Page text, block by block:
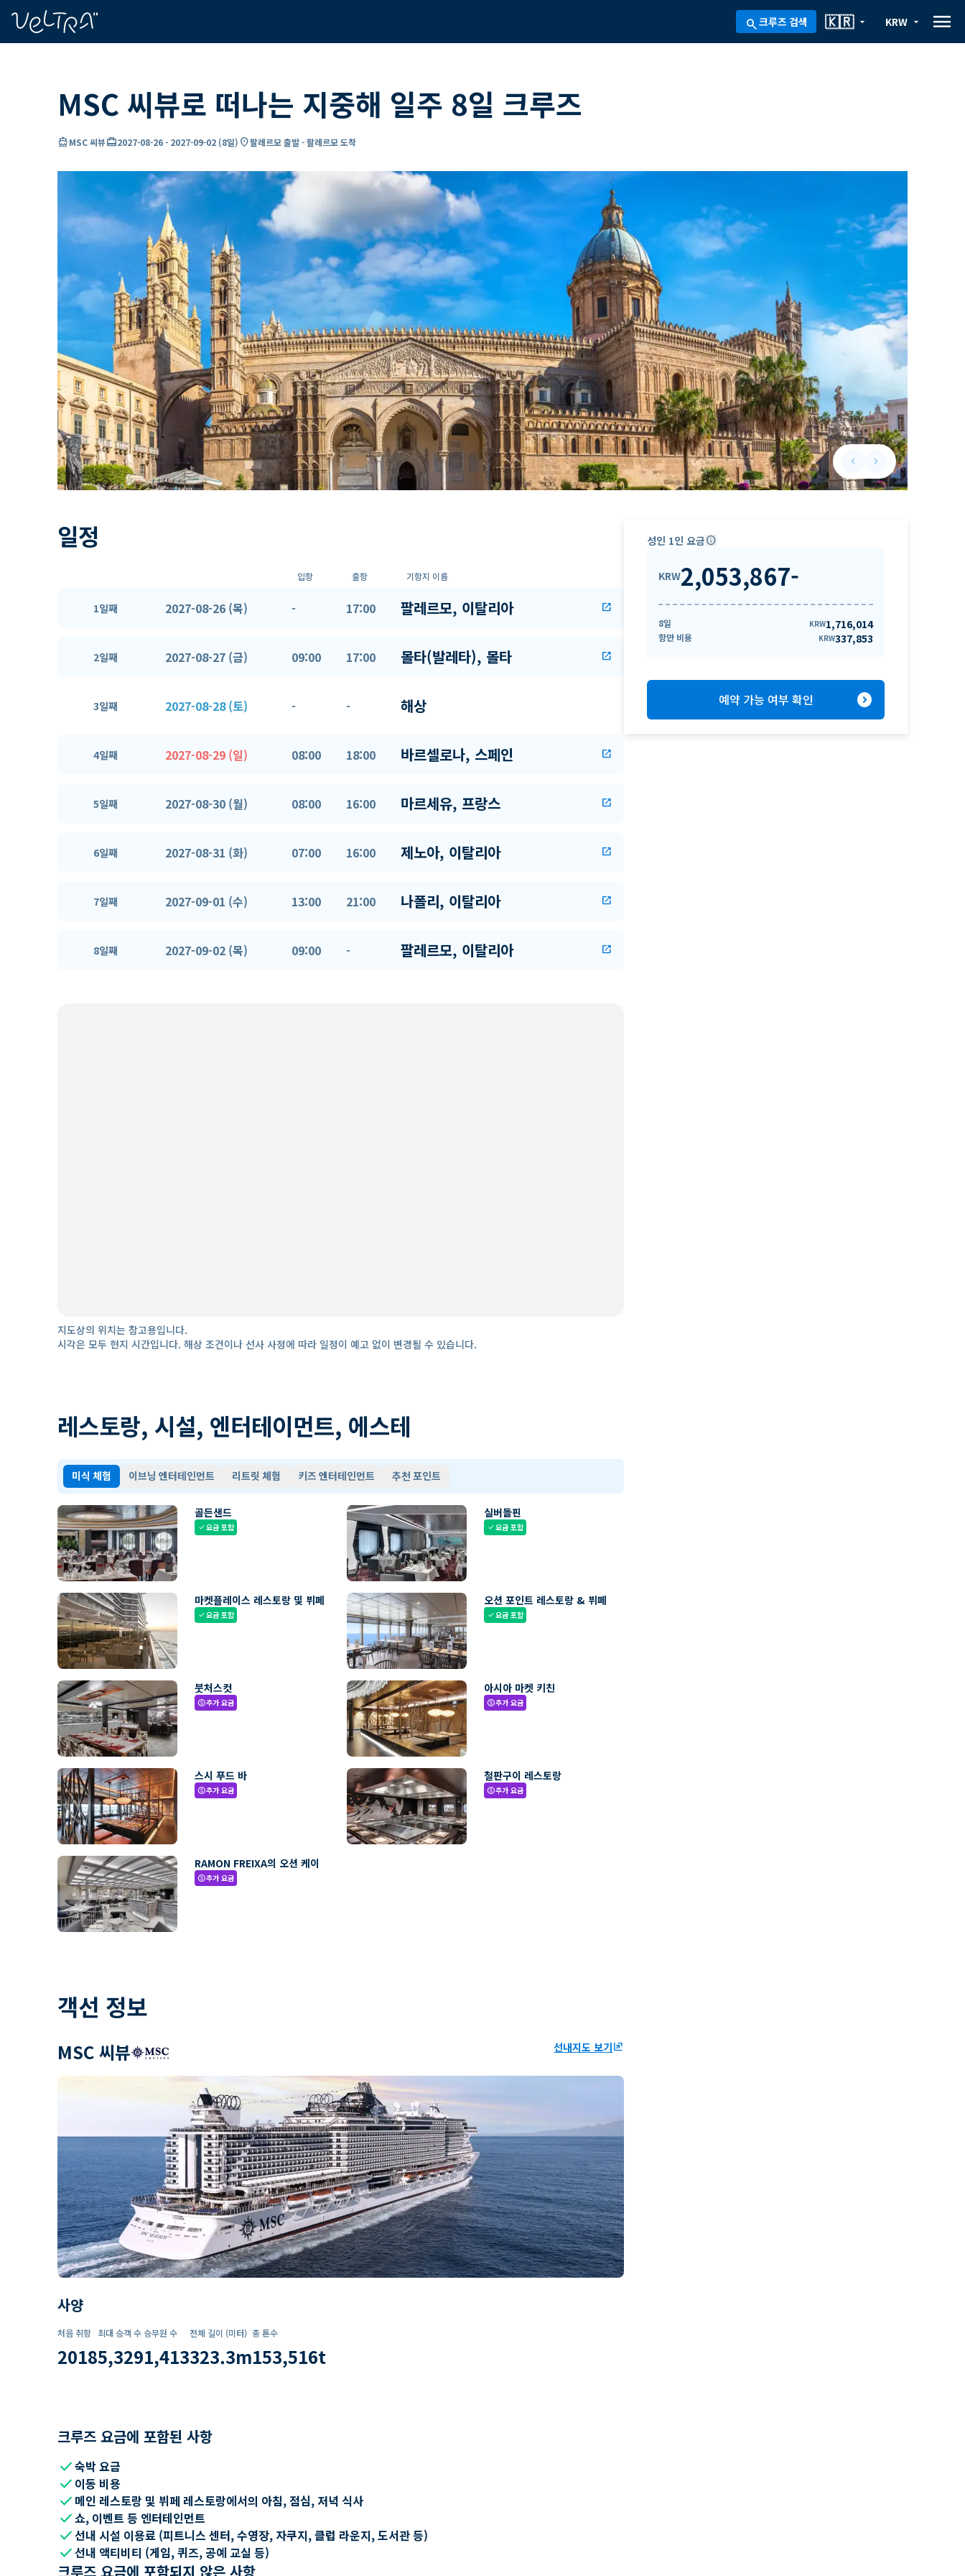
search크루즈 검색 arrow_drop_down
🇰🇷 arrow_drop_down
KRW menu
MSC 씨뷰로 떠나는 지중해 일주 8일 크루즈
directions_boatMSC 씨뷰card_travel2027-08-26- 2027-09-02 (8일) location_on팔레르모 출발 - 팔레르모 도착
keyboard_arrow_leftPrevious slide
keyboard_arrow_rightNext slide
일정
입항 출항 기항지 이름
1일째 2027-08-26 (목) - 17:00 팔레르모, 이탈리아 open_in_new
2일째 2027-08-27 (금) 09:00 17:00 몰타(발레타), 몰타 open_in_new
3일째 2027-08-28 (토) - - 해상
4일째 2027-08-29 (일) 08:00 18:00 바르셀로나, 스페인 open_in_new
5일째 2027-08-30 (월) 08:00 16:00 마르세유, 프랑스 open_in_new
6일째 2027-08-31 (화) 07:00 16:00 제노아, 이탈리아 open_in_new
7일째 2027-09-01 (수) 13:00 21:00 나폴리, 이탈리아 open_in_new
8일째 2027-09-02 (목) 09:00 - 팔레르모, 이탈리아 open_in_new
지도상의 위치는 참고용입니다.
시각은 모두 현지 시간입니다. 해상 조건이나 선사 사정에 따라 일정이 예고 없이 변경될 수 있습니다.
레스토랑, 시설, 엔터테이먼트, 에스테
미식 체험 이브닝 엔터테인먼트 리트릿 체험 키즈 엔터테인먼트 추천 포인트
골든샌드
check요금 포함
실버돌핀
check요금 포함
마켓플레이스 레스토랑 및 뷔페
check요금 포함
오션 포인트 레스토랑 & 뷔페
check요금 포함
붓처스컷
paid추가 요금
아시아 마켓 키친
paid추가 요금
스시 푸드 바
paid추가 요금
철판구이 레스토랑
paid추가 요금
RAMON FREIXA의 오션 케이
paid추가 요금
객선 정보
MSC 씨뷰 선내지도 보기ungroup
사양
처음 취항
2018
최대 승객 수
5,329
승무원 수
1,413
전체 길이 (미터)
323.3m
총 톤수
153,516t
크루즈 요금에 포함된 사항
check숙박 요금
check 이동 비용
check 메인 레스토랑 및 뷔페 레스토랑에서의 아침, 점심, 저녁 식사
check쇼, 이벤트 등 엔터테인먼트
check선내 시설 이용료 (피트니스 센터, 수영장, 자쿠지, 클럽 라운지, 도서관 등)
check선내 액티비티 (게임, 퀴즈, 공예 교실 등)
크루즈 요금에 포함되지 않은 사항
성인 1인 요금info
KRW2,053,867-
8일 KRW1,716,014
항만 비용 KRW337,853
예약 가능 여부 확인 expand_circle_right